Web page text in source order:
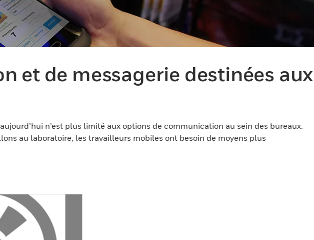
et de messagerie destinées aux
n’est plus limité aux options de communication au sein des bureaux.
au laboratoire, les travailleurs mobiles ont besoin de moyens plus